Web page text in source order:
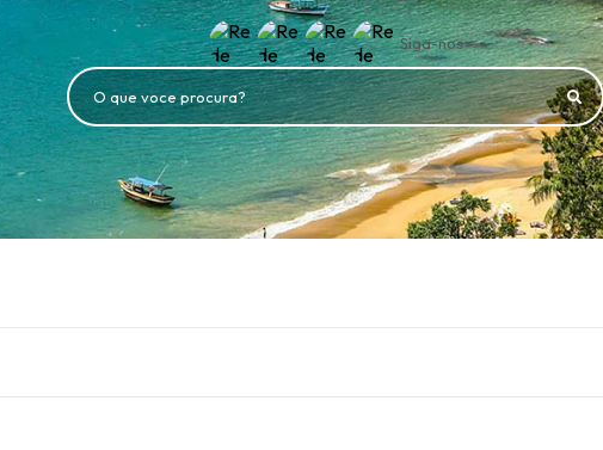
Siga-nos
O que voce procura?